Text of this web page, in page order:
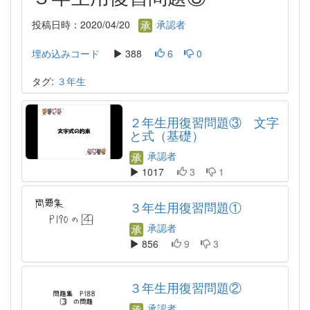
投稿日時：2020/04/20 承認者
埋め込みコード 388 6
0
タグ: ３年生
２年生用復習問題③ 文字
と式（基礎）
承認者
1017
3 1
３年生用復習問題①
承認者
856
9 3
３年生用復習問題②